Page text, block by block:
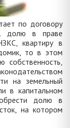
по договору
долю в праве
квартиру в
то в этом
собственность,
на земельный
в капитальном
долю в
на котором